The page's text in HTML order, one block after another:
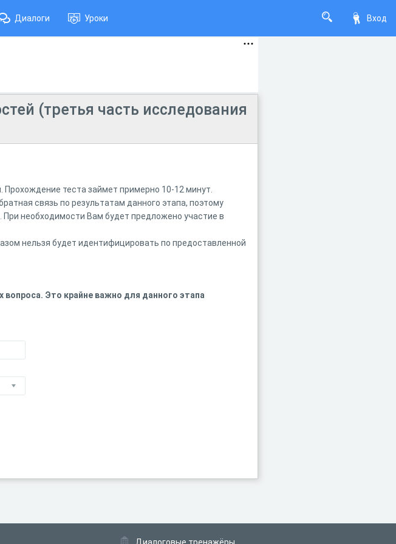
Вход
Диалоги Уроки
(третья часть исследования
теста займет примерно 10-12 минут.
связь по результатам данного этапа, поэтому
необходимости Вам будет предложено участие в
нельзя будет идентифицировать по предоставленной
Это крайне важно для данного этапа